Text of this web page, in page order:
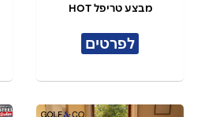
מבצע טריפל HOT
לפרטים